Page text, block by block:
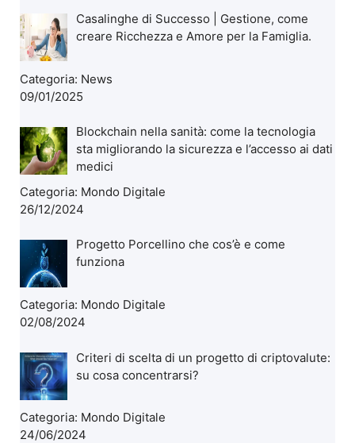
Casalinghe di Successo | Gestione, come
creare Ricchezza e Amore per la Famiglia.
Categoria: News
09/01/2025
Blockchain nella sanità: come la tecnologia
sta migliorando la sicurezza e l’accesso ai dati
medici
Categoria: Mondo Digitale
26/12/2024
Progetto Porcellino che cos’è e come
funziona
Categoria: Mondo Digitale
02/08/2024
Criteri di scelta di un progetto di criptovalute:
su cosa concentrarsi?
Categoria: Mondo Digitale
24/06/2024